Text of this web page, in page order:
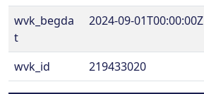
wvk_begda
t
2024-09-01T00:00:00Z
wvk_id 219433020